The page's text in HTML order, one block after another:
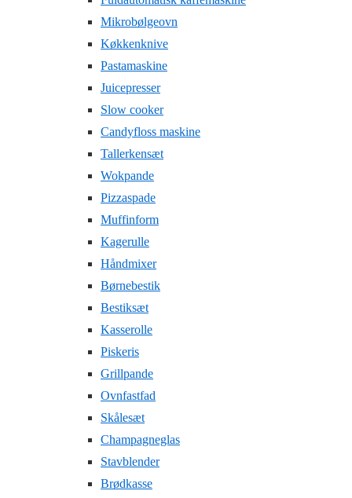
Mikrobølgeovn
Køkkenknive
Pastamaskine
Juicepresser
Slow cooker
Candyfloss maskine
Tallerkensæt
Wokpande
Pizzaspade
Muffinform
Kagerulle
Håndmixer
Børnebestik
Bestiksæt
Kasserolle
Piskeris
Grillpande
Ovnfastfad
Skålesæt
Champagneglas
Stavblender
Brødkasse